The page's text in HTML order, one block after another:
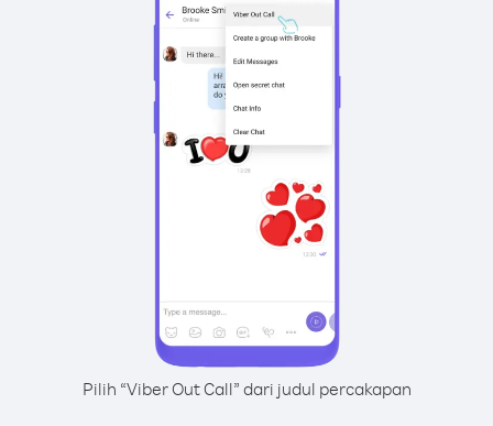
Pilih “Viber Out Call” dari judul percakapan